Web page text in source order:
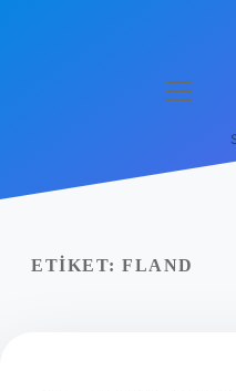
menüyü
ETIKET: FLAND